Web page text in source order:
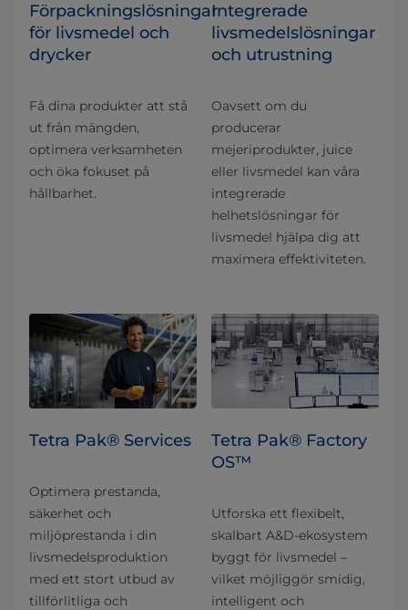
Förpackningslösningar
för livsmedel och
drycker
Få dina produkter att stå
ut från mängden,
optimera verksamheten
och öka fokuset på
hållbarhet.
Integrerade
livsmedelslösningar
och utrustning
Oavsett om du
producerar
mejeriprodukter, juice
eller livsmedel kan våra
integrerade
helhetslösningar för
livsmedel hjälpa dig att
maximera effektiviteten.
Tetra Pak® Services
Optimera prestanda,
säkerhet och
miljöprestanda i din
livsmedelsproduktion
med ett stort utbud av
tillförlitliga och
Tetra Pak® Factory
OS™
Utforska ett flexibelt,
skalbart A&D-ekosystem
byggt för livsmedel –
vilket möjliggör smidig,
intelligent och